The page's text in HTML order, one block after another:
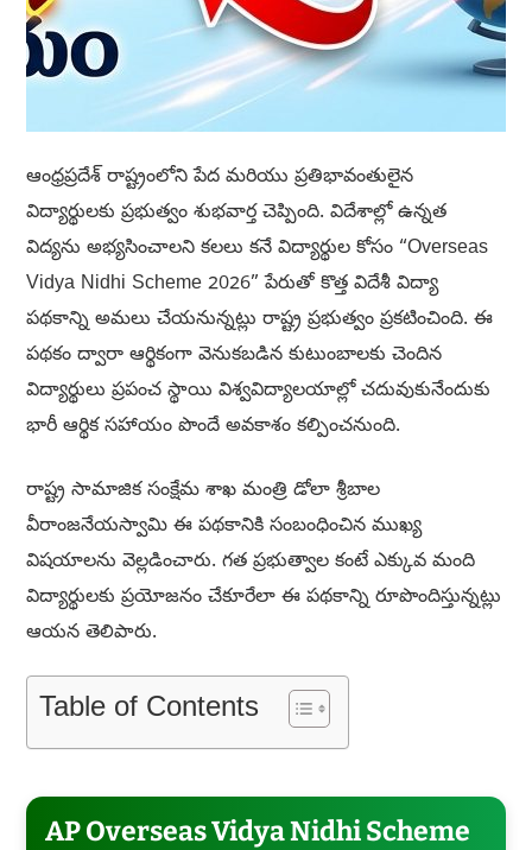
ఆంధ్రప్రదేశ్ రాష్ట్రంలోని పేద మరియు ప్రతిభావంతులైన
విద్యార్థులకు ప్రభుత్వం శుభవార్త చెప్పింది. విదేశాల్లో ఉన్నత
విద్యను అభ్యసించాలని కలలు కనే విద్యార్థుల కోసం “Overseas
Vidya Nidhi Scheme 2026” పేరుతో కొత్త విదేశీ విద్యా
పథకాన్ని అమలు చేయనున్నట్లు రాష్ట్ర ప్రభుత్వం ప్రకటించింది. ఈ
పథకం ద్వారా ఆర్థికంగా వెనుకబడిన కుటుంబాలకు చెందిన
విద్యార్థులు ప్రపంచ స్థాయి విశ్వవిద్యాలయాల్లో చదువుకునేందుకు
భారీ ఆర్థిక సహాయం పొందే అవకాశం కల్పించనుంది.
రాష్ట్ర సామాజిక సంక్షేమ శాఖ మంత్రి డోలా శ్రీబాల
వీరాంజనేయస్వామి ఈ పథకానికి సంబంధించిన ముఖ్య
విషయాలను వెల్లడించారు. గత ప్రభుత్వాల కంటే ఎక్కువ మంది
విద్యార్థులకు ప్రయోజనం చేకూరేలా ఈ పథకాన్ని రూపొందిస్తున్నట్లు
ఆయన తెలిపారు.
Table of Contents
AP Overseas Vidya Nidhi Scheme